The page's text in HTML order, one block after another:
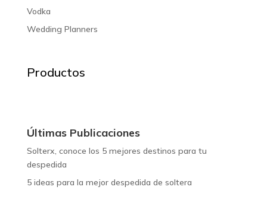
Vodka
Wedding Planners
Productos
Últimas Publicaciones
Solterx, conoce los 5 mejores destinos para tu
despedida
5 ideas para la mejor despedida de soltera